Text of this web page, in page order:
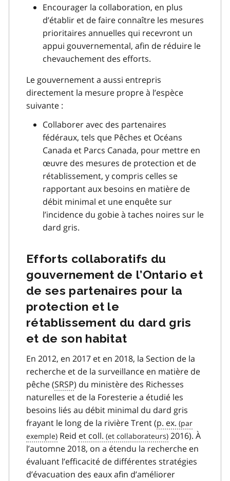
Encourager la collaboration, en plus
d’établir et de faire connaître les mesures
prioritaires annuelles qui recevront un
appui gouvernemental, afin de réduire le
chevauchement des efforts.
Le gouvernement a aussi entrepris
directement la mesure propre à l’espèce
suivante :
Collaborer avec des partenaires
fédéraux, tels que Pêches et Océans
Canada et Parcs Canada, pour mettre en
œuvre des mesures de protection et de
rétablissement, y compris celles se
rapportant aux besoins en matière de
débit minimal et une enquête sur
l’incidence du gobie à taches noires sur le
dard gris.
Efforts collaboratifs du
gouvernement de l’Ontario et
de ses partenaires pour la
protection et le
rétablissement du dard gris
et de son habitat
En 2012, en 2017 et en 2018, la Section de la
recherche et de la surveillance en matière de
pêche (SRSP) du ministère des Richesses
naturelles et de la Foresterie a étudié les
besoins liés au débit minimal du dard gris
frayant le long de la rivière Trent (p. ex.
Reid et coll.
2016). À
l’automne 2018, on a étendu la recherche en
évaluant l’efficacité de différentes stratégies
d’évacuation des eaux afin d’améliorer